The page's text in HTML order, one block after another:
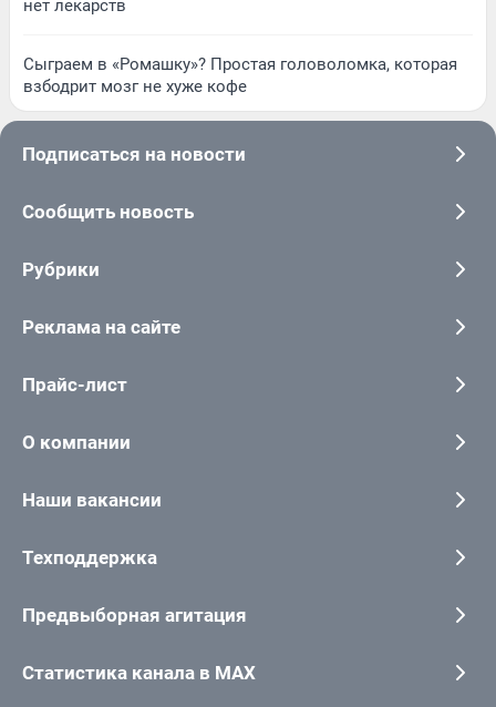
нет лекарств
Сыграем в «Ромашку»? Простая головоломка, которая
взбодрит мозг не хуже кофе
Подписаться на новости
Сообщить новость
Рубрики
Реклама на сайте
Прайс-лист
О компании
Наши вакансии
Техподдержка
Предвыборная агитация
Статистика канала в MAX